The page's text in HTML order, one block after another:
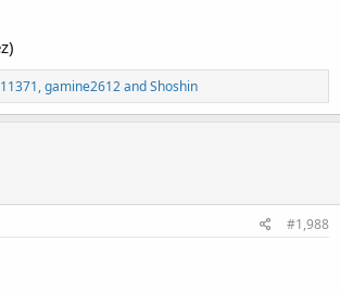
,gamine2612andShoshin
#1,988